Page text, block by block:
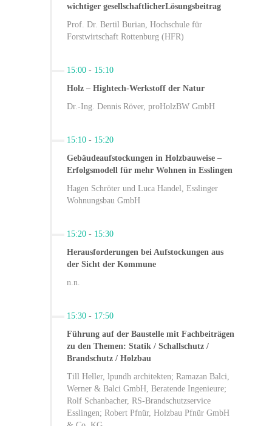
wichtiger gesellschaftlicherLösungsbeitrag
Prof. Dr. Bertil Burian, Hochschule für
Forstwirtschaft Rottenburg (HFR)
15:00 - 15:10
Holz – Hightech-Werkstoff der Natur
Dr.-Ing. Dennis Röver, proHolzBW GmbH
15:10 - 15:20
Gebäudeaufstockungen in Holzbauweise –
Erfolgsmodell für mehr Wohnen in Esslingen
Hagen Schröter und Luca Handel, Esslinger
Wohnungsbau GmbH
15:20 - 15:30
Herausforderungen bei Aufstockungen aus
der Sicht der Kommune
n.n.
15:30 - 17:50
Führung auf der Baustelle mit Fachbeiträgen
zu den Themen: Statik / Schallschutz /
Brandschutz / Holzbau
Till Heller, lpundh architekten; Ramazan Balci,
Werner & Balci GmbH, Beratende Ingenieure;
Rolf Schanbacher, RS-Brandschutzservice
Esslingen; Robert Pfnür, Holzbau Pfnür GmbH